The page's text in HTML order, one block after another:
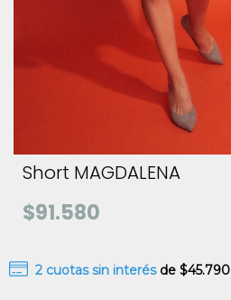
Short MAGDALENA
$91.580
2cuotas sin interésde $45.790